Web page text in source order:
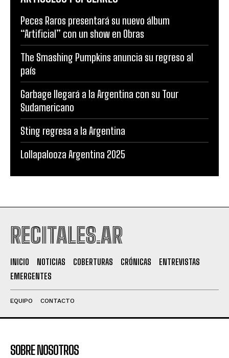
Peces Raros presentará su nuevo álbum
“Artificial” con un show en Obras
The Smashing Pumpkins anuncia su regreso al
país
Garbage llegará a la Argentina con su Tour
Sudamericano
Sting regresa a la Argentina
Lollapalooza Argentina 2025
RECITALES.AR
INICIO NOTICIAS COBERTURAS CRÓNICAS
ENTREVISTAS
EMERGENTES
EQUIPO CONTACTO
SOBRE NOSOTROS